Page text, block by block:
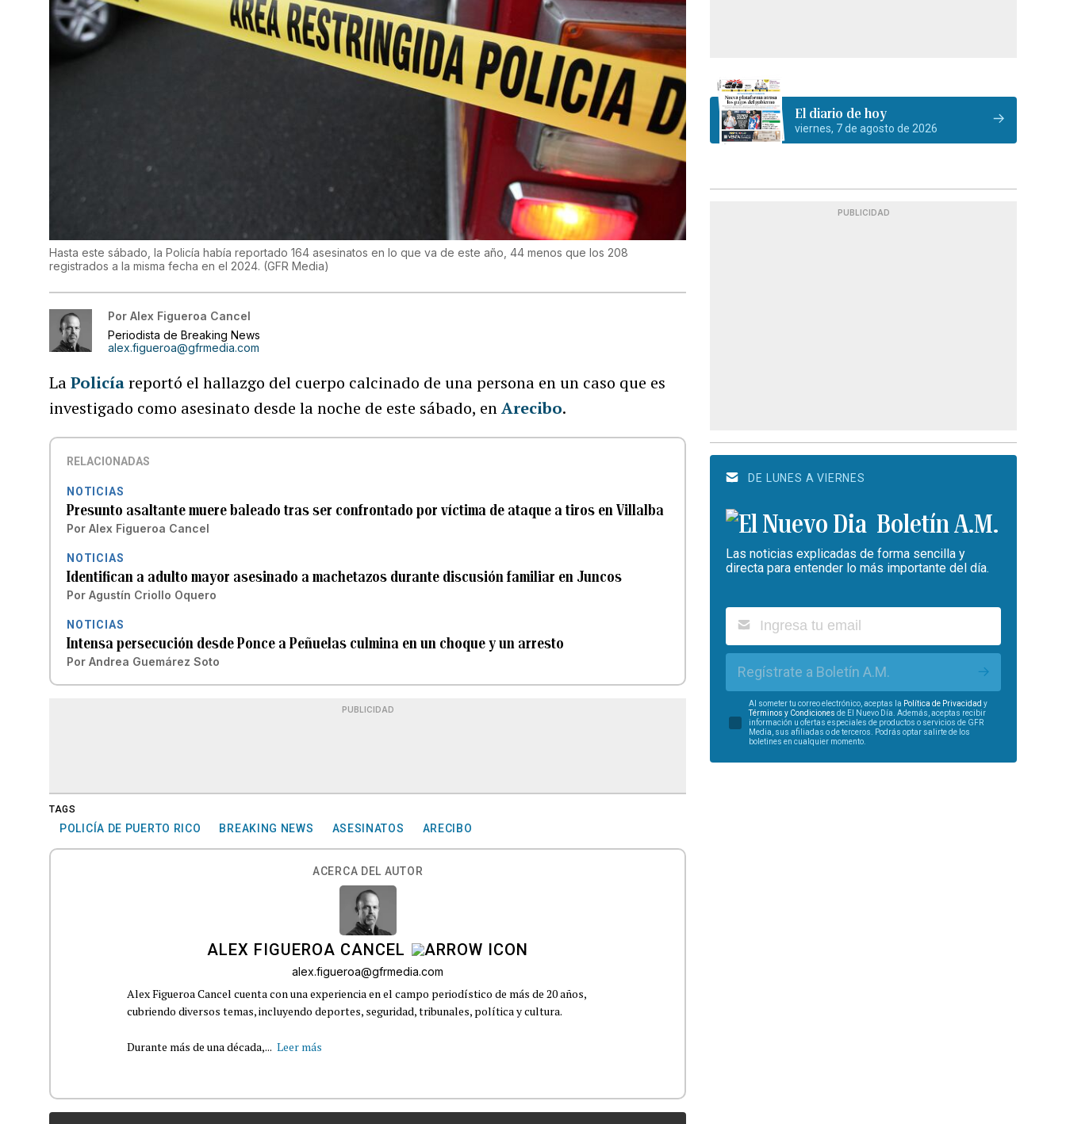
Hasta este sábado, la Policía había reportado 164 asesinatos en lo que va de este año, 44 menos que los 208
registrados a la misma fecha en el 2024. (GFR Media)
Por Alex Figueroa Cancel
Periodista de Breaking News
alex.figueroa@gfrmedia.com
LaPolicíareportó el hallazgo del cuerpo calcinado de una persona en un caso que es
investigado como asesinato desde la noche de este sábado, enArecibo.
RELACIONADAS
NOTICIAS
Presunto asaltante muere baleado tras ser confrontado por víctima de ataque a tiros en Villalba
Por Alex Figueroa Cancel
NOTICIAS
Identifican a adulto mayor asesinado a machetazos durante discusión familiar en Juncos
Por Agustín Criollo Oquero
NOTICIAS
Intensa persecución desde Ponce a Peñuelas culmina en un choque y un arresto
Por Andrea Guemárez Soto
PUBLICIDAD
TAGS
POLICÍA DE PUERTO RICO BREAKING NEWS ASESINATOS ARECIBO
ACERCA DEL AUTOR
ALEX FIGUEROA CANCEL
alex.figueroa@gfrmedia.com
Alex Figueroa Cancel cuenta con una experiencia en el campo periodístico de más de 20 años,
cubriendo diversos temas, incluyendo deportes, seguridad, tribunales, política y cultura.
Durante más de una década,... Leer más
El diario de hoy
viernes, 7 de agosto de 2026
PUBLICIDAD
DE LUNES A VIERNES
Boletín A.M.
Las noticias explicadas de forma sencilla y
directa para entender lo más importante del día.
Regístrate a Boletín A.M.
Al someter tu correo electrónico, aceptas la Política de Privacidad y
Términos y Condiciones de El Nuevo Día. Además, aceptas recibir
información u ofertas especiales de productos o servicios de GFR
Media, sus afiliadas o de terceros. Podrás optar salirte de los
boletines en cualquier momento.